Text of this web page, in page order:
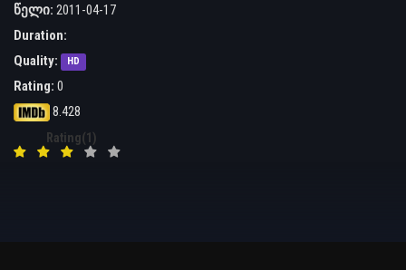
წელი: 2011-04-17
Duration:
Quality:
HD
Rating: 0
8.428
Rating(1)